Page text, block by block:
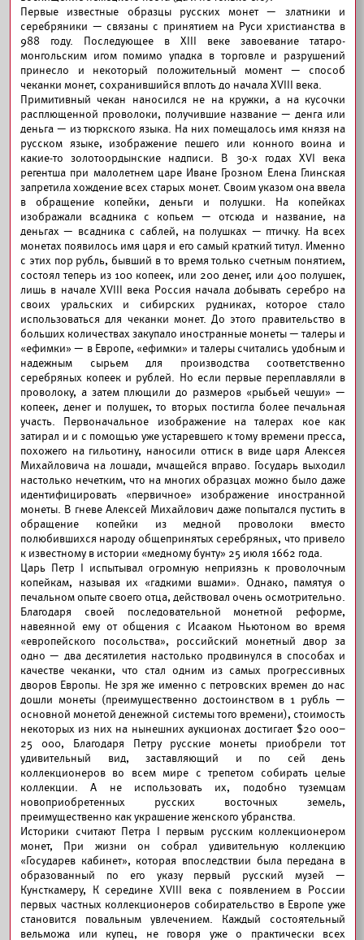
Первые известные образцы русских монет — златники и
серебряники — связаны с принятием на Руси христианства в
988 году. Последующее в XIII веке завоевание татаро-
монгольским игом помимо упадка в торговле и разрушений
принесло и некоторый положительный момент — способ
чеканки монет, сохранившийся вплоть до начала XVIII века.
Примитивный чекан наносился не на кружки, а на кусочки
расплющенной проволоки, получившие название — денга или
деньга — из тюркского языка. На них помещалось имя князя на
русском языке, изображение пешего или конного воина и
какие-то золотоордынские надписи. В 30-х годах XVI века
регентша при малолетнем царе Иване Грозном Елена Глинская
запретила хождение всех старых монет. Своим указом она ввела
в обращение копейки, деньги и полушки. На копейках
изображали всадника с копьем — отсюда и название, на
деньгах — всадника с саблей, на полушках — птичку. На всех
монетах появилось имя царя и его самый краткий титул. Именно
с этих пор рубль, бывший в то время только счетным понятием,
состоял теперь из 100 копеек, или 200 денег, или 400 полушек,
лишь в начале XVIII века Россия начала добывать серебро на
своих уральских и сибирских рудниках, которое стало
использоваться для чеканки монет. До этого правительство в
больших количествах закупало иностранные монеты — талеры и
«ефимки» — в Европе, «ефимки» и талеры считались удобным и
надежным сырьем для производства соответственно
серебряных копеек и рублей. Но если первые переплавляли в
проволоку, а затем плющили до размеров «рыбьей чешуи» —
копеек, денег и полушек, то вторых постигла более печальная
участь. Первоначальное изображение на талерах кое как
затирал и и с помощью уже устаревшего к тому времени пресса,
похожего на гильотину, наносили оттиск в виде царя Алексея
Михайловича на лошади, мчащейся вправо. Государь выходил
настолько нечетким, что на многих образцах можно было даже
идентифицировать «первичное» изображение иностранной
монеты. В гневе Алексей Михайлович даже попытался пустить в
обращение копейки из медной проволоки вместо
полюбившихся народу общепринятых серебряных, что привело
к известному в истории «медному бунту» 25 июля 1662 года.
Царь Петр I испытывал огромную неприязнь к проволочным
копейкам, называя их «гадкими вшами». Однако, памятуя о
печальном опыте своего отца, действовал очень осмотрительно.
Благодаря своей последовательной монетной реформе,
навеянной ему от общения с Исааком Ньютоном во время
«европейского посольства», российский монетный двор за
одно — два десятилетия настолько продвинулся в способах и
качестве чеканки, что стал одним из самых прогрессивных
дворов Европы. Не зря же именно с петровских времен до нас
дошли монеты (преимущественно достоинством в 1 рубль —
основной монетой денежной системы того времени), стоимость
некоторых из них на нынешних аукционах достигает $20 000–
25 000, Благодаря Петру русские монеты приобрели тот
удивительный вид, заставляющий и по сей день
коллекционеров во всем мире с трепетом собирать целые
коллекции. А не использовать их, подобно туземцам
новоприобретенных русских восточных земель,
преимущественно как украшение женского убранства.
Историки считают Петра I первым русским коллекционером
монет, При жизни он собрал удивительную коллекцию
«Государев кабинет», которая впоследствии была передана в
образованный по его указу первый русский музей —
Кунсткамеру, К середине XVIII века с появлением в России
первых частных коллекционеров собирательство в Европе уже
становится повальным увлечением. Каждый состоятельный
вельможа или купец, не говоря уже о практически всех